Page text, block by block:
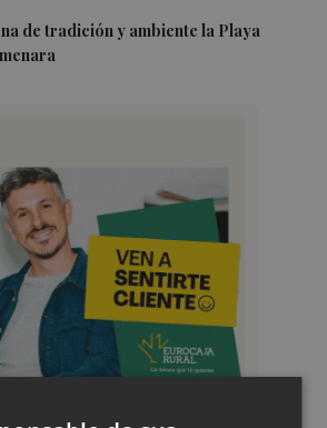
de tradición y ambiente la Playa